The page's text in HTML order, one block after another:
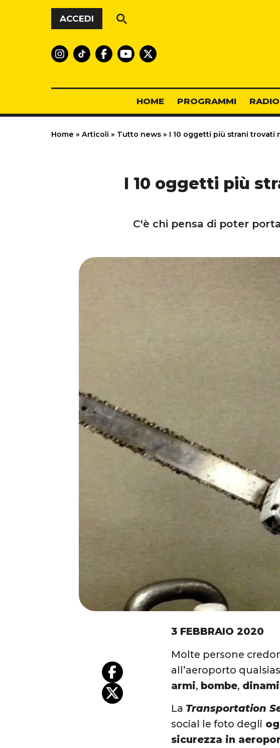
Vai al contenuto
ACCEDI
HOME PROGRAMMI RADIO
Home » Articoli » Tutto news » I 10 oggetti più strani trovati
I 10 oggetti più
C'è chi pensa di poter
3 FEBBRAIO 2020
Molte persone
all’aeroporto
armi, bombe,
La Transportation
social le foto degli
sicurezza in